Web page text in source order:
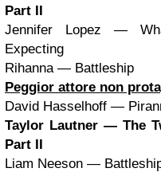
Part II
Jennifer Lopez —
Expecting
Rihanna — Battleship
Peggior attore non
David Hasselhoff —
Taylor Lautner — The
Part II
Liam Neeson —